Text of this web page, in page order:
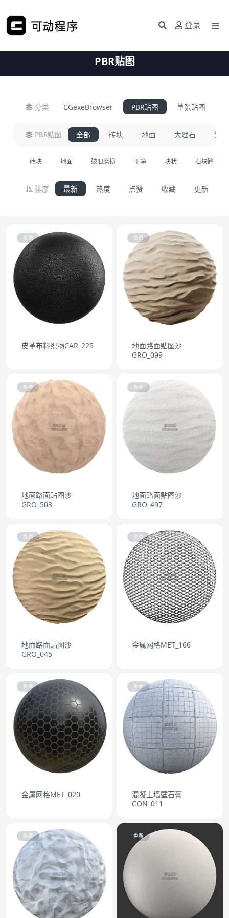
登录
PBR贴图
分类 CGexeBrowser PBR贴图 单张贴图
PBR贴图 全部 砖块 地面 大理石 划
砖块 地面 破旧磨损 干净 块状 石块路
排序 最新 热度 点赞 收藏 更新
免费
皮革布料织物CAR_225
免费
地面路面贴图沙
GRO_099
免费
地面路面贴图沙
GRO_503
免费
地面路面贴图沙
GRO_497
免费
地面路面贴图沙
GRO_045
免费
金属网格MET_166
免费
金属网格MET_020
免费
混凝土墙壁石膏
CON_011
免费 免费